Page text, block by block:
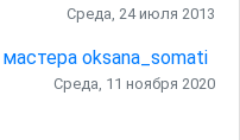
Среда, 24 июля 2013
oksana_somati
Среда, 11 ноября 2020